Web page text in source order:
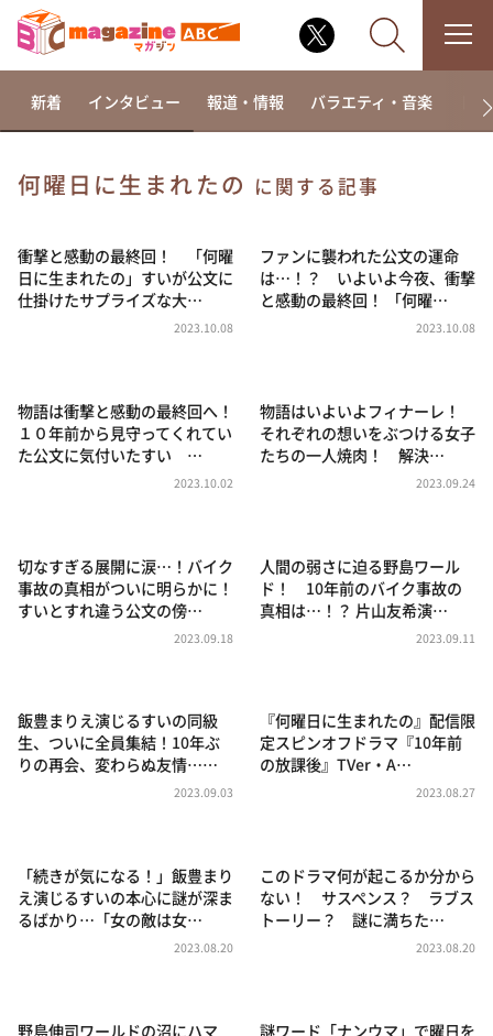
相席食堂
これ余談なんですけど・・・
～人生密着トークバラエティ！～ やすとものいたっ
news おかえり
河合＆A.B.C-Z塚田×福井アナ「なんでやねん！？」
（news おかえり）
朝だ！生です旅サラダ
教えて！ニュースライブ 正義のミカタ
ポツンと一軒家
ザキ山小屋本館
新着 インタビュー 報道・情報 バラエティ・音楽 ド
何曜日に生まれたの に関する記事
衝撃と感動の最終回！ 「何曜
日に生まれたの」すいが公文に
仕掛けたサプライズな大…
2023.10.08
ファンに襲われた公文の運命
は…！？ いよいよ今夜、衝撃
と感動の最終回！ 「何曜…
2023.10.08
物語は衝撃と感動の最終回へ！
１０年前から見守ってくれてい
た公文に気付いたすい …
2023.10.02
物語はいよいよフィナーレ！
それぞれの想いをぶつける女子
たちの一人焼肉！ 解決…
2023.09.24
切なすぎる展開に涙…！バイク
事故の真相がついに明らかに！
すいとすれ違う公文の傍…
2023.09.18
人間の弱さに迫る野島ワール
ド！ 10年前のバイク事故の
真相は…！？ 片山友希演…
2023.09.11
飯豊まりえ演じるすいの同級
生、ついに全員集結！10年ぶ
りの再会、変わらぬ友情……
2023.09.03
『何曜日に生まれたの』配信限
定スピンオフドラマ『10年前
の放課後』TVer・A…
2023.08.27
「続きが気になる！」飯豊まり
え演じるすいの本心に謎が深ま
るばかり…「女の敵は女…
2023.08.20
このドラマ何が起こるか分から
ない！ サスペンス？ ラブス
トーリー？ 謎に満ちた…
2023.08.20
野島伸司ワールドの沼にハマ
謎ワード「ナンウマ」で曜日を